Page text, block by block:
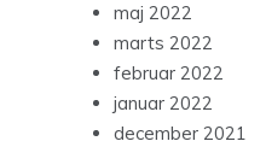
maj 2022
marts 2022
februar 2022
januar 2022
december 2021